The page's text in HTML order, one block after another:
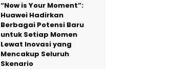
“Now is Your Moment”:
Huawei Hadirkan
Berbagai Potensi Baru
untuk Setiap Momen
Lewat Inovasi yang
Mencakup Seluruh
Skenario